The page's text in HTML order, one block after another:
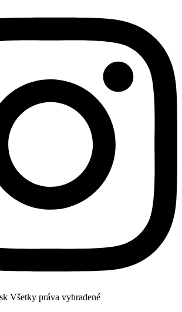
Všetky práva vyhradené